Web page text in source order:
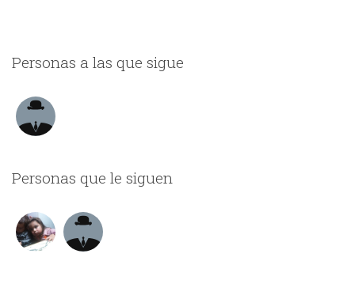
Personas a las que sigue
Personas que le siguen